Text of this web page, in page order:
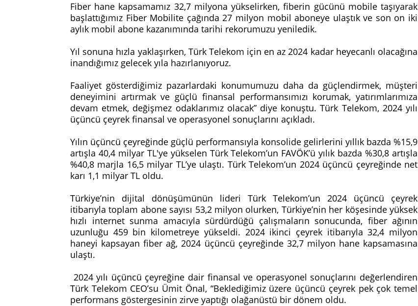
Fiber hane kapsamamız 32,7 milyona yükselirken, fiberin gücünü mobile taşıyarak
başlattığımız Fiber Mobilite çağında 27 milyon mobil aboneye ulaştık ve son on iki
aylık mobil abone kazanımında tarihi rekorumuzu yeniledik.
Yıl sonuna hızla yaklaşırken, Türk Telekom için en az 2024 kadar heyecanlı olacağına
inandığımız gelecek yıla hazırlanıyoruz.
Faaliyet gösterdiğimiz pazarlardaki konumumuzu daha da güçlendirmek, müşteri
deneyimini artırmak ve güçlü finansal performansımızı korumak, yatırımlarımıza
devam etmek, değişmez odaklarımız olacak” diye konuştu. Türk Telekom, 2024 yılı
üçüncü çeyrek finansal ve operasyonel sonuçlarını açıkladı.
Yılın üçüncü çeyreğinde güçlü performansıyla konsolide gelirlerini yıllık bazda %15,9
artışla 40,4 milyar TL'ye yükselen Türk Telekom’un FAVÖK’ü yılık bazda %30,8 artışla
%40,8 marjla 16,5 milyar TL’ye ulaştı. Türk Telekom’un 2024 üçüncü çeyreğinde net
karı 1,1 milyar TL oldu.
Türkiye’nin dijital dönüşümünün lideri Türk Telekom’un 2024 üçüncü çeyrek
itibarıyla toplam abone sayısı 53,2 milyon olurken, Türkiye’nin her köşesinde yüksek
hızlı internet sunma amacıyla sürdürdüğü çalışmaların sonucunda, fiber ağının
uzunluğu 459 bin kilometreye yükseldi. 2024 ikinci çeyrek itibarıyla 32,4 milyon
haneyi kapsayan fiber ağ, 2024 üçüncü çeyreğinde 32,7 milyon hane kapsamasına
ulaştı.
2024 yılı üçüncü çeyreğine dair finansal ve operasyonel sonuçlarını değerlendiren
Türk Telekom CEO’su Ümit Önal, “Beklediğimiz üzere üçüncü çeyrek pek çok temel
performans göstergesinin zirve yaptığı olağanüstü bir dönem oldu.